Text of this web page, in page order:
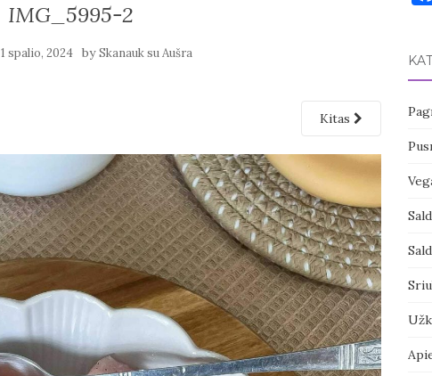
IMG_5995-2
1 spalio, 2024 bySkanauk su Aušra
Kitas